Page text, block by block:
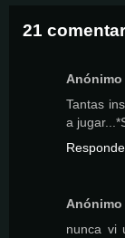
21
Anónimo
Tantas
a
Anónimo
nunca vi